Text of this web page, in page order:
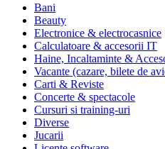
Bani
Beauty
Electronice & electrocasnice
Calculatoare & accesorii IT
Haine, Incaltaminte &
Vacante (cazare, bilete de
Carti & Reviste
Concerte & spectacole
Cursuri si training-uri
Diverse
Jucarii